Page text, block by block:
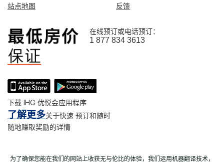
站点地图
反馈
在线预订或电话预订：
1 877 834 3613
下载 IHG 优悦会应用程序
了解更多关于快速 预订和随时
随地赚取奖励的详情
为了确保您能在我们的网站上收获无与伦比的体验，我们运用机器翻译技术，